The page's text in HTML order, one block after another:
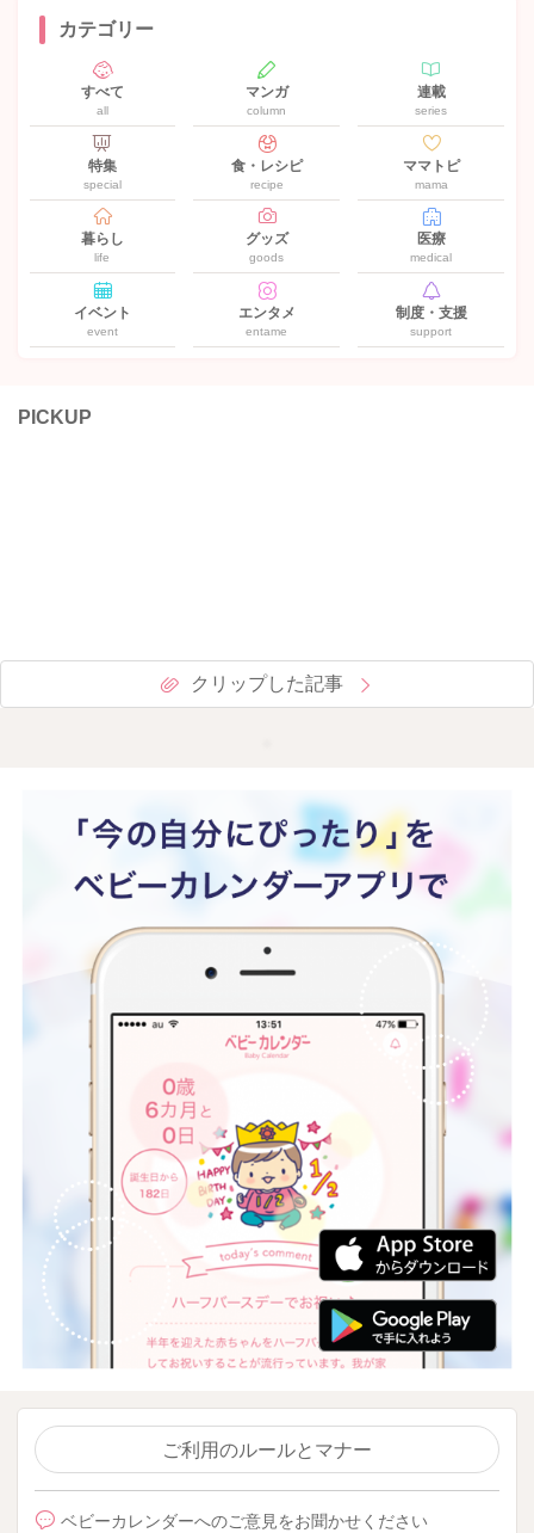
カテゴリー
すべて
all
マンガ
column
連載
series
特集
special
食・レシピ
recipe
ママトピ
mama
暮らし
life
グッズ
goods
医療
medical
イベント
event
エンタメ
entame
制度・支援
support
PICKUP
クリップした記事
ご利用のルールとマナー
ベビーカレンダーへのご意見をお聞かせください